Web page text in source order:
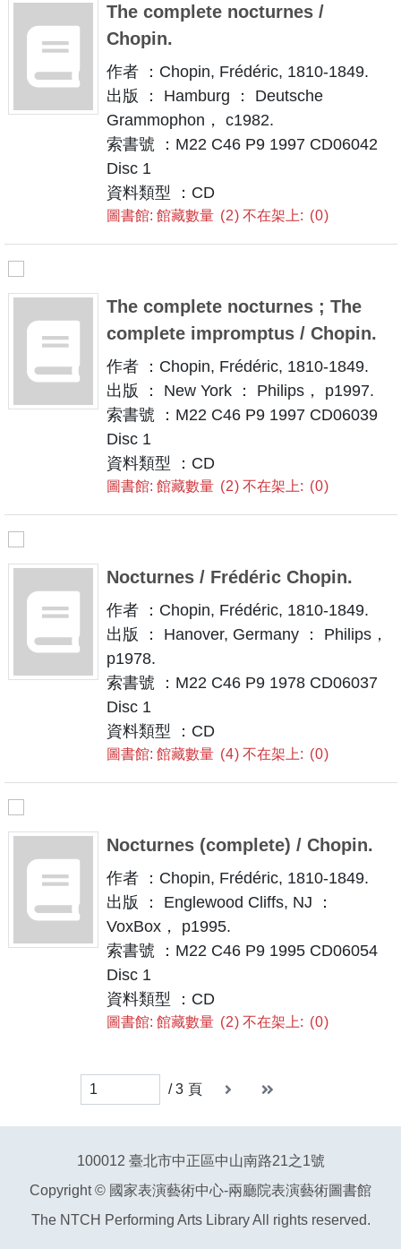
The complete nocturnes /
Chopin.
作者 ：Chopin, Frédéric, 1810-1849.
出版 ： Hamburg ： Deutsche
Grammophon， c1982.
索書號 ：M22 C46 P9 1997 CD06042
Disc 1
資料類型 ：CD
圖書館: 館藏數量 2 不在架上: 0
The complete nocturnes ; The
complete impromptus / Chopin.
作者 ：Chopin, Frédéric, 1810-1849.
出版 ： New York ： Philips， p1997.
索書號 ：M22 C46 P9 1997 CD06039
Disc 1
資料類型 ：CD
圖書館: 館藏數量 2 不在架上: 0
Nocturnes / Frédéric Chopin.
作者 ：Chopin, Frédéric, 1810-1849.
出版 ： Hanover, Germany ： Philips，
p1978.
索書號 ：M22 C46 P9 1978 CD06037
Disc 1
資料類型 ：CD
圖書館: 館藏數量 4 不在架上: 0
Nocturnes (complete) / Chopin.
作者 ：Chopin, Frédéric, 1810-1849.
出版 ： Englewood Cliffs, NJ ：
VoxBox， p1995.
索書號 ：M22 C46 P9 1995 CD06054
Disc 1
資料類型 ：CD
圖書館: 館藏數量 2 不在架上: 0
/ 3 頁 下一頁 末頁
100012 臺北市中正區中山南路21之1號
Copyright © 國家表演藝術中心-兩廳院表演藝術圖書館
The NTCH Performing Arts Library All rights reserved.